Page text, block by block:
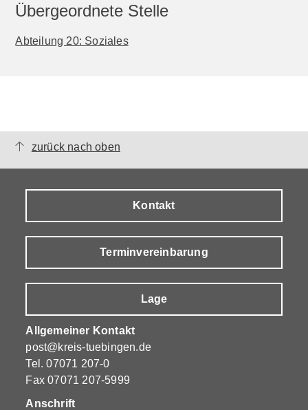
Übergeordnete Stelle
Abteilung 20: Soziales
zurück nach oben
Kontakt
Terminvereinbarung
Lage
Allgemeiner Kontakt
post@kreis-tuebingen.de
Tel.07071 207-0
Fax 07071 207-5999
Anschrift